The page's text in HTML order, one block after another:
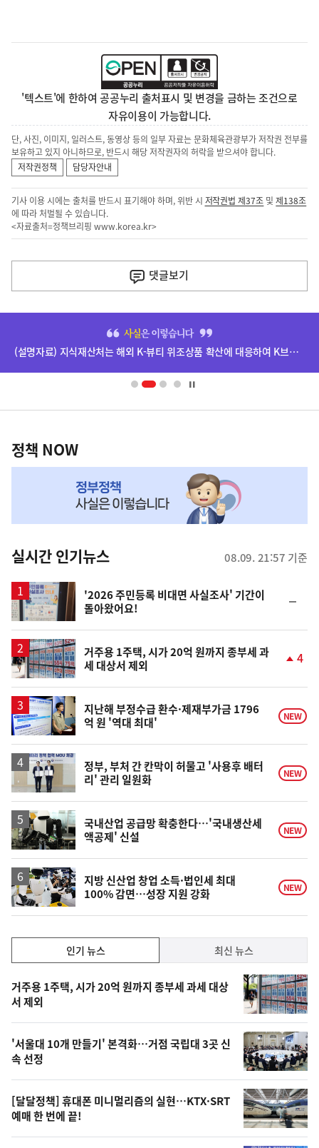
'텍스트'에 한하여 공공누리 출처표시 및 변경을 금하는 조건으로
자유이용이 가능합니다.
단, 사진, 이미지, 일러스트, 동영상 등의 일부 자료는 문화체육관광부가 저작권 전부를
보유하고 있지 아니하므로, 반드시 해당 저작권자의 허락을 받으셔야 합니다.
저작권정책
담당자안내
기사 이용 시에는 출처를 반드시 표기해야 하며, 위반 시 저작권법 제37조 및제138조
에 따라 처벌될 수 있습니다.
<자료출처=정책브리핑 www.korea.kr>
다
음
기
사
댓글보기
영
(설명자료) 지식재산처는 해외 K-뷰티 위조상품 확산에 대응하여 K브랜드 정부인증, 유통차단, 국제공조까지 K-브랜드 보호를 강화하고 있습니다.
책
NOW,
뉴
스
정책 NOW
실시간 인기뉴스 08.09. 21:57 기준
'2026 주민등록 비대면 사실조사' 기간이
돌아왔어요!
일
거주용 1주택, 시가 20억 원까지 종부세 과
세 대상서 제외
승
4
지난해 부정수급 환수·제재부가금 1796
억 원 '역대 최대'
NEW
정부, 부처 간 칸막이 허물고 '사용후 배터
리' 관리 일원화
NEW
국내산업 공급망 확충한다…'국내생산세
액공제' 신설
NEW
지방 신산업 창업 소득·법인세 최대
100% 감면…성장 지원 강화
NEW
기,
최
신,
오
늘
의
영
상
인기 뉴스 최신 뉴스
기
뉴
스
거주용 1주택, 시가 20억 원까지 종부세 과세 대상
서 제외
'서울대 10개 만들기' 본격화…거점 국립대 3곳 신
속 선정
[달달정책] 휴대폰 미니멀리즘의 실현…KTX·SRT
예매 한 번에 끝!